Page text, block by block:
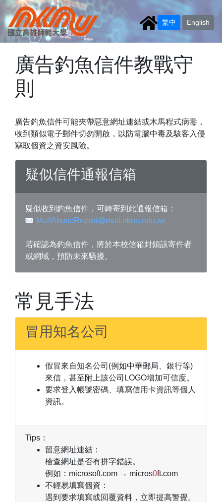
繁中 English
廣告釣魚信件教戰守
則
廣告釣魚信件可能夾帶惡意網址連結或木馬程式病毒，
收到類似電子郵件切勿開啟，以防電腦中毒及駭客入侵
竊取個資之資安風險。
疑似信件通報信箱
疑似收到釣魚信件，可轉寄到此通報信箱：
MailAbuseReport@mail.nknu.edu.tw
若確認為釣魚信件，將於本校信箱封鎖該寄件者
或網域，預防未來騷擾。
常見手法
冒用知名公司
假冒來自知名公司(例如中華郵局、銀行等)
來信，甚至附上該公司LOGO增加可信度。
要求登入帳號密碼、填寫信用卡資訊等個人
資訊。
Tips：
留意網址連結：
檢查網址是否有拼字錯誤。
例如：microsoft.com → micros0ft.com
不輕易填寫個資：
遇到要求填寫或回覆資料，立即提高警覺。